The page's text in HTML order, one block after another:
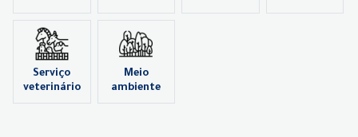
Serviço
veterinário
Meio
ambiente